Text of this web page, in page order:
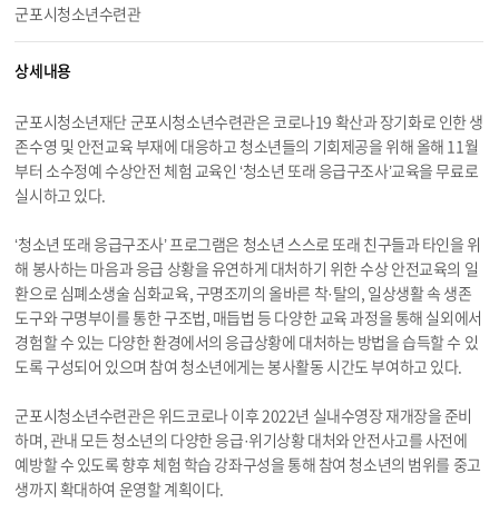
군포시청소년수련관
상세내용
군포시청소년재단 군포시청소년수련관은 코로나19 확산과 장기화로 인한 생
존수영 및 안전교육 부재에 대응하고 청소년들의 기회제공을 위해 올해 11월
부터 소수정예 수상안전 체험 교육인 ‘청소년 또래 응급구조사’교육을 무료로
실시하고 있다.
‘청소년 또래 응급구조사’ 프로그램은 청소년 스스로 또래 친구들과 타인을 위
해 봉사하는 마음과 응급 상황을 유연하게 대처하기 위한 수상 안전교육의 일
환으로 심폐소생술 심화교육, 구명조끼의 올바른 착·탈의, 일상생활 속 생존
도구와 구명부이를 통한 구조법, 매듭법 등 다양한 교육 과정을 통해 실외에서
경험할 수 있는 다양한 환경에서의 응급상황에 대처하는 방법을 습득할 수 있
도록 구성되어 있으며 참여 청소년에게는 봉사활동 시간도 부여하고 있다.
군포시청소년수련관은 위드코로나 이후 2022년 실내수영장 재개장을 준비
하며, 관내 모든 청소년의 다양한 응급·위기상황 대처와 안전사고를 사전에
예방할 수 있도록 향후 체험 학습 강좌구성을 통해 참여 청소년의 범위를 중고
생까지 확대하여 운영할 계획이다.